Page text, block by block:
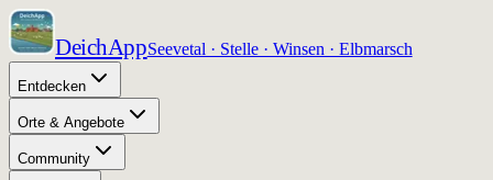
DeichAppSeevetal · Stelle · Winsen · Elbmarsch
Entdecken
Orte & Angebote
Community